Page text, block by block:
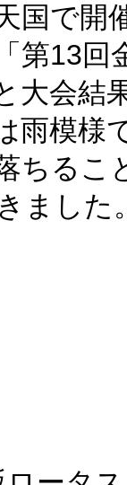
国で開
第13回
大会結
雨模様
ちるこ
ました